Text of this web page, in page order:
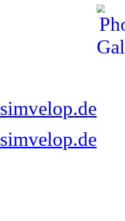
simvelop.de
simvelop.de